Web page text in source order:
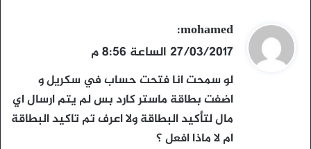
ي
ق
و
ل
mohamed
:
27/03/2017 الساعة 8:56 م
لو سمحت انا فتحت حساب في سكريل و
اضفت بطاقة ماستر كارد بس لم يتم ارسال اي
مال لتأكيد البطاقة ولا اعرف تم تاكيد البطاقة
ام لا ماذا افعل ؟